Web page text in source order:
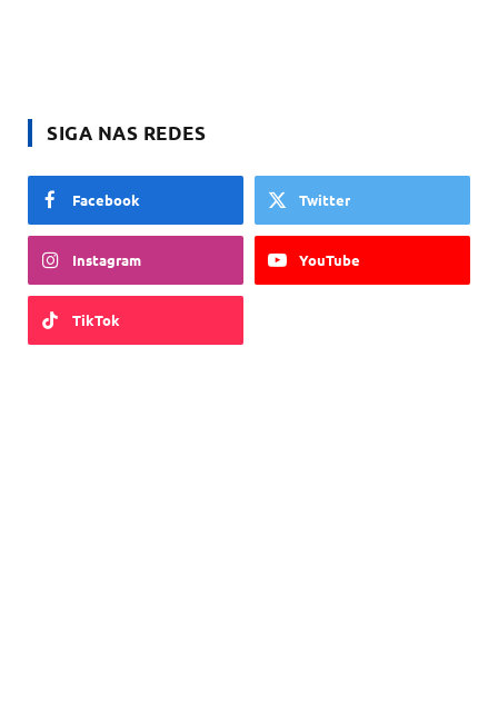
SIGA NAS REDES
Facebook Twitter
Instagram YouTube
TikTok